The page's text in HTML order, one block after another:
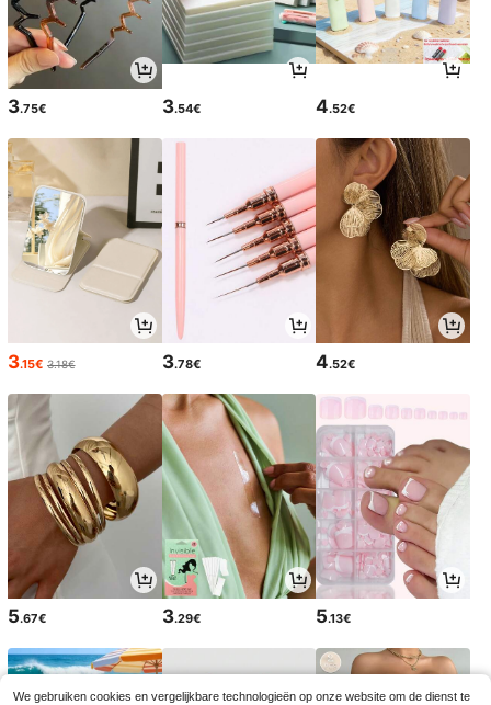
3.75€ 3.54€ 4.52€
3.15€ 3.18€ 3.78€ 4.52€
5.67€ 3.29€ 5.13€
We gebruiken cookies en vergelijkbare technologieën op onze website om de dienst te